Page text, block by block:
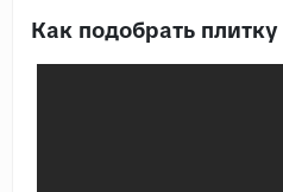
Как подобрать плитку